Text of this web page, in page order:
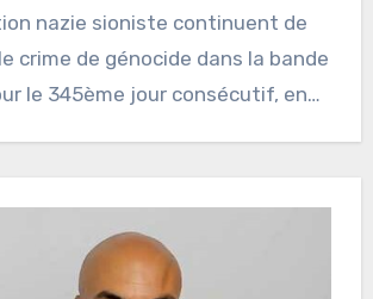
nazie sioniste continuent de
crime de génocide dans la bande
le 345ème jour consécutif, en…